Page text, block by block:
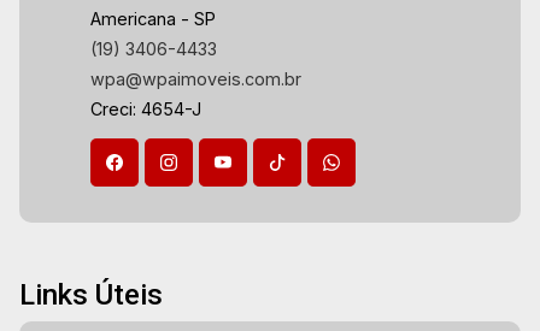
Americana - SP
(19) 3406-4433
wpa@wpaimoveis.com.br
Creci: 4654-J
Links Úteis